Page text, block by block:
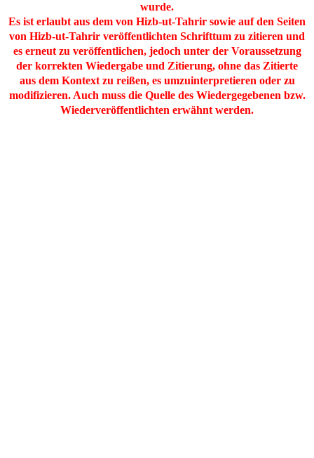
wurde.
Es ist erlaubt aus dem von Hizb-ut-Tahrir sowie auf den Seiten
von Hizb-ut-Tahrir veröffentlichten Schrifttum zu zitieren und
es erneut zu veröffentlichen, jedoch unter der Voraussetzung
der korrekten Wiedergabe und Zitierung, ohne das Zitierte
aus dem Kontext zu reißen, es umzuinterpretieren oder zu
modifizieren. Auch muss die Quelle des Wiedergegebenen bzw.
Wiederveröffentlichten erwähnt werden.